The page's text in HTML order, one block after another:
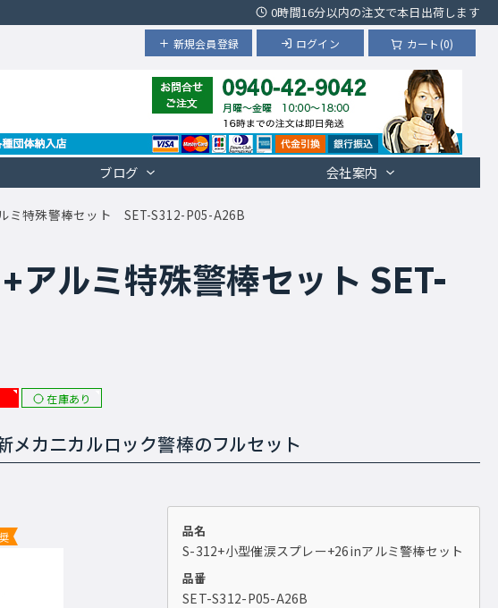
0時間16分以内の注文で本日出荷します
カート(0)
ログイン
新規会員登録
ブログ 会社案内
ミ特殊警棒セット SET-S312-P05-A26B
アルミ特殊警棒セット SET-
在庫あり
カニカルロック警棒のフルセット
品名
S-312+小型催涙スプレー+26inアルミ警棒セット
品番
SET-S312-P05-A26B